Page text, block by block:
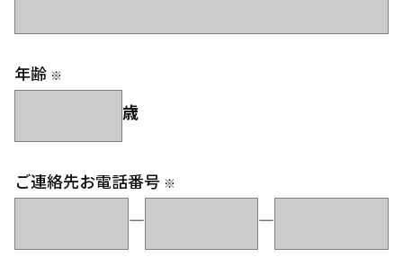
年齢 ※
歳
ご連絡先お電話番号 ※
― ―